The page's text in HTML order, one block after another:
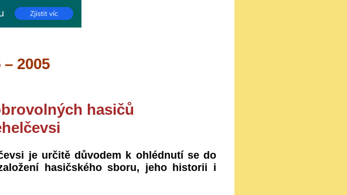
– 2005
hasičů
je určitě důvodem k ohlédnutí se do
hasičského sboru, jeho historii i